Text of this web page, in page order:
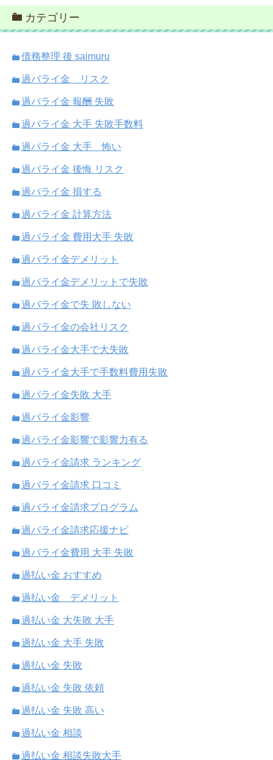
カテゴリー
債務整理 後 saimuru
過バライ金 リスク
過バライ金 報酬 失敗
過バライ金 大手 失敗手数料
過バライ金 大手 怖い
過バライ金 後悔 リスク
過バライ金 損する
過バライ金 計算方法
過バライ金 費用大手 失敗
過バライ金デメリット
過バライ金デメリットで失敗
過バライ金で失 敗しない
過バライ金の会社リスク
過バライ金大手で大失敗
過バライ金大手で手数料費用失敗
過バライ金失敗 大手
過バライ金影響
過バライ金影響で影響力有る
過バライ金請求 ランキング
過バライ金請求 口コミ
過バライ金請求プログラム
過バライ金請求応援ナビ
過バライ金費用 大手 失敗
過払い金 おすすめ
過払い金 デメリット
過払い金 大失敗 大手
過払い金 大手 失敗
過払い金 失敗
過払い金 失敗 依頼
過払い金 失敗 高い
過払い金 相談
過払い金 相談失敗大手